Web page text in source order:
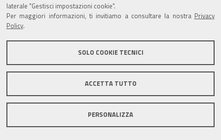
laterale "Gestisci impostazioni cookie".
Per maggiori informazioni, ti invitiamo a consultare la nostra
Privacy
Policy
SOLO COOKIE TECNICI
ACCETTA TUTTO
PERSONALIZZA
Dal 3 Marzo 2026 ripartono i webinar
di Smash or Pass rivolti agli studenti
webinar in 4 edizioni
Leggi il resto…